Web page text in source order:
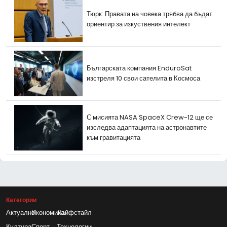
Тюрк: Правата на човека трябва да бъдат
ориентир за изкуствения интелект
Българската компания EnduroSat
изстреля 10 свои сателита в Космоса
С мисията NASA SpaceX Crew-12 ще се
изследва адаптацията на астронавтите
към гравитацията
Категории
АктуалноИкономикаЛайфстайл